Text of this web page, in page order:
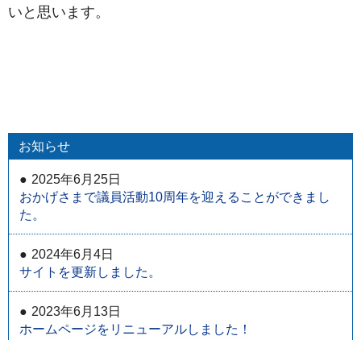
いと思います。
お知らせ
2025年6月25日
おかげさまで議員活動10周年を迎えることができまし
た。
2024年6月4日
サイトを更新しました。
2023年6月13日
ホームページをリニューアルしました！